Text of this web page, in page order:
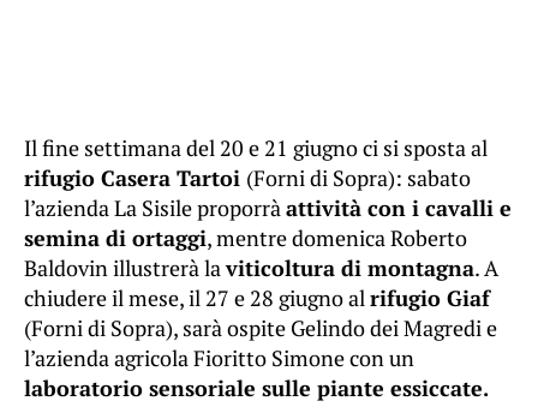
Il fine settimana del 20 e 21 giugno ci si sposta al
rifugio Casera Tartoi (Forni di Sopra): sabato
l’azienda La Sisile proporràattività con i cavalli e
semina di ortaggi, mentre domenica Roberto
Baldovin illustrerà laviticoltura di montagna. A
chiudere il mese, il 27 e 28 giugno alrifugio Giaf
(Forni di Sopra), sarà ospite Gelindo dei Magredi e
l’azienda agricola Fioritto Simone con un
laboratorio sensoriale sulle piante essiccate.